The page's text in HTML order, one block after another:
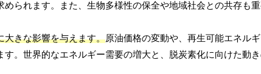
られます。また、生物多様性の保全や地域社会との共存も重
大きな影響を与えます。原油価格の変動や、再生可能エネル
。世界的なエネルギー需要の増大と、脱炭素化に向けた動